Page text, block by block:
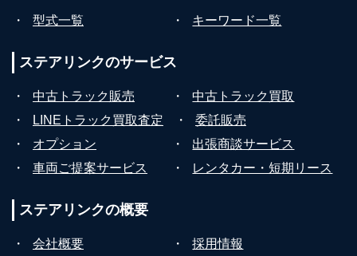
・ 型式一覧 ・ キーワード一覧
ステアリンクのサービス
・ 中古トラック販売 ・
中古トラック買取
・
LINEトラック買取査定 ・
委託販売
・
オプション ・
出張商談サービス
・
車両ご提案サービス ・ レンタカー・短期リース
ステアリンクの概要
・ 会社概要 ・
採用情報